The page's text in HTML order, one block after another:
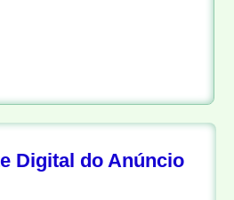
Digital do Anúncio